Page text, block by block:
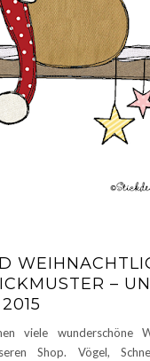
–
viele wunderschöne
Shop. Vögel,